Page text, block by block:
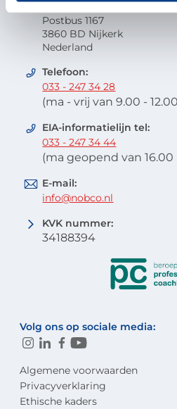
Postbus 1167
3860 BD Nijkerk
Nederland
Telefoon:
033 - 247 34 28
(ma - vrij van 9.00 -
EIA-informatielijn tel:
033 - 247 34 44
(ma geopend van 16.00
E-mail:
info@nobco.nl
KVK nummer:
34188394
Volg ons op sociale media:
Algemene voorwaarden
Privacyverklaring
Ethische kaders